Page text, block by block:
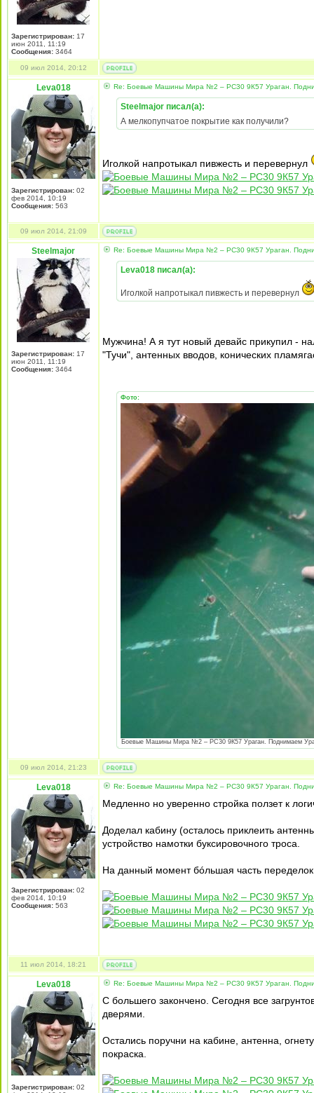
Зарегистрирован: 17
июн 2011, 11:19
Сообщения: 3464
09 июл 2014, 20:12
Leva018
Зарегистрирован: 02
фев 2014, 10:19
Сообщения: 563
Re: Боевые Машины Мира №2 – РС30 9К57 Ураган.
Steelmajor писал(а):
А мелкопупчатое покрытие как получили?
Иголкой напротыкал пивжесть и перевернул
09 июл 2014, 21:09
Steelmajor
Зарегистрирован: 17
июн 2011, 11:19
Сообщения: 3464
Re: Боевые Машины Мира №2 – РС30 9К57 Ураган.
Leva018 писал(а):
Иголкой напротыкал пивжесть и перевернул
Мужчина! А я тут новый девайс прикупил -
"Тучи", антенных вводов, конических
Фото:
Боевые Машины Мира №2 – РС30 9К57 Ураган. Поднимаем
09 июл 2014, 21:23
Leva018
Зарегистрирован: 02
фев 2014, 10:19
Сообщения: 563
Re: Боевые Машины Мира №2 – РС30 9К57 Ураган.
Медленно но уверенно стройка ползет к
Доделал кабину (осталось приклеить
устройство намотки буксировочного троса.
На данный момент бóльшая часть
11 июл 2014, 18:21
Leva018
Зарегистрирован: 02
Re: Боевые Машины Мира №2 – РС30 9К57 Ураган.
С большего закончено. Сегодня все
дверями.
Остались поручни на кабине, антенна,
покраска.